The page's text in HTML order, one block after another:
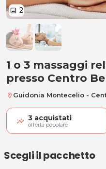
image 2
1 o 3 massaggi
1 o 3 massaggi
presso Centro
location_on Guidonia Montecelio -
3 acquistati
offerta popolare
Scegli il pacchetto